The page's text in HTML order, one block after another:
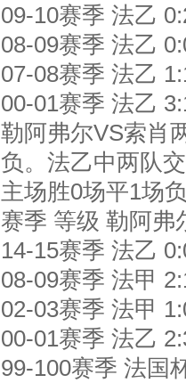
09-10赛季 法乙
08-09赛季 法乙
07-08赛季 法乙
00-01赛季 法乙
勒阿弗尔VS索肖
负。法乙中两队
主场胜0场平1场
赛季 等级 勒阿弗
14-15赛季 法乙
08-09赛季 法甲
02-03赛季 法甲
00-01赛季 法乙
99-100赛季 法国